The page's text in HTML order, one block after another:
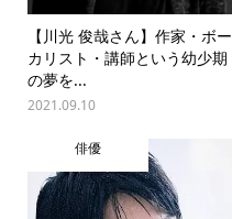
【川光 俊哉さん】作家・ボー
カリスト・講師という幼少期
の夢を...
2021.09.10
俳優